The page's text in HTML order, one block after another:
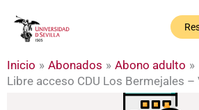
Inicio Abonados
Abono adulto
Libre acceso CDU Los Bermejales –
Abono adulto - Libre acceso CDU
JULIO / AGOSTO
Horario completo de actividades